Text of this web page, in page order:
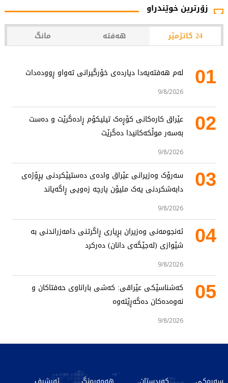
زۆرترین خوێندراو
24 کاتژمێر هەفتە مانگ
01 لەم هەفتەیەدا دیاردەی خۆرگیرانی تەواو ڕوودەدات
9/8/2026
02
عێراق کارەکانی کۆڕەک تیلیکۆم ڕادەگرێت و دەست
بەسەر موڵکەکانیدا دەگرێت
9/8/2026
03
سەرۆک وەزیرانی عێراق وادەی دەستپێکردنی پڕۆژەی
دابەشکردنی یەک ملیۆن پارچە زەویی ڕاگەیاند
9/8/2026
04
ئەنجومەنی وەزیران بڕیاری ڕاگرتنی دامەزراندنی بە
شێوازی (لەجێگەی دانان) دەرکرد
9/8/2026
05
کەشناسێکی عێراقی: کەشی باراناوی حەفتاکان و
نەوەدەکان دەگەڕێتەوە
9/8/2026